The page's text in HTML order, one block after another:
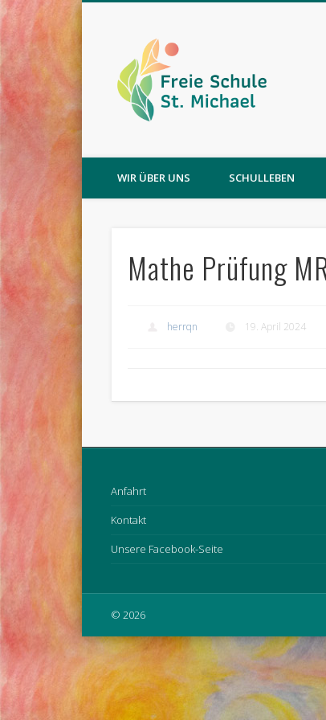
WIR ÜBER UNS SCHULLEBEN
Mathe Prüfung
herrqn 19. April 2024
Anfahrt
Kontakt
Unsere Facebook-Seite
© 2026